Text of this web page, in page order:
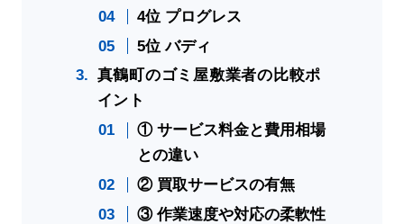
4位 プログレス
5位 バディ
真鶴町のゴミ屋敷業者の比較ポ
イント
① サービス料金と費用相場
との違い
② 買取サービスの有無
③ 作業速度や対応の柔軟性